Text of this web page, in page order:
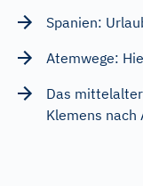
Spanien:
Atemwege:
Das
Klemens nach